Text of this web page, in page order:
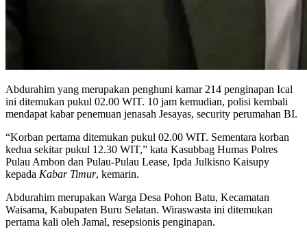
Abdurahim yang merupakan penghuni kamar 214 penginapan Ical
ini ditemukan pukul 02.00 WIT. 10 jam kemudian, polisi kembali
mendapat kabar penemuan jenasah Jesayas, security perumahan BI.
“Korban pertama ditemukan pukul 02.00 WIT. Sementara korban
kedua sekitar pukul 12.30 WIT,” kata Kasubbag Humas Polres
Pulau Ambon dan Pulau-Pulau Lease, Ipda Julkisno Kaisupy
kepada Kabar Timur, kemarin.
Abdurahim merupakan Warga Desa Pohon Batu, Kecamatan
Waisama, Kabupaten Buru Selatan. Wiraswasta ini ditemukan
pertama kali oleh Jamal, resepsionis penginapan.